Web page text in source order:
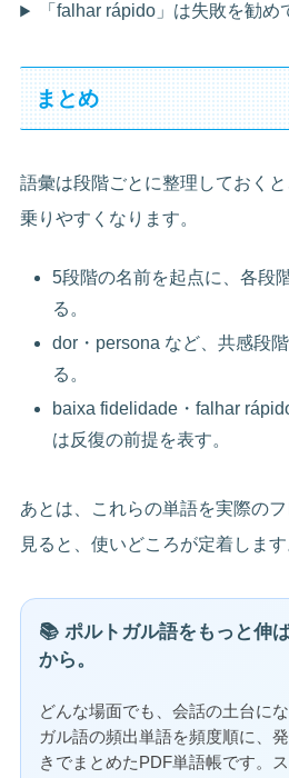
「falhar rápido」は失敗を勧め
まとめ
語彙は段階ごとに整理しておく
乗りやすくなります。
5段階の名前を起点に、各段
る。
dor・persona など、共感段
る。
baixa fidelidade・falhar
は反復の前提を表す。
あとは、これらの単語を実際の
見ると、使いどころが定着します
📚 ポルトガル語をもっと伸
から。
どんな場面でも、会話の土台に
ガル語の頻出単語を頻度順に、
きでまとめたPDF単語帳です。